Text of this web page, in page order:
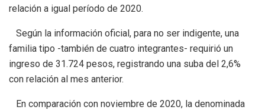
relación a igual período de 2020.
Según la información oficial, para no ser indigente, una
familia tipo -también de cuatro integrantes- requirió un
ingreso de 31.724 pesos, registrando una suba del 2,6%
con relación al mes anterior.
En comparación con noviembre de 2020, la denominada